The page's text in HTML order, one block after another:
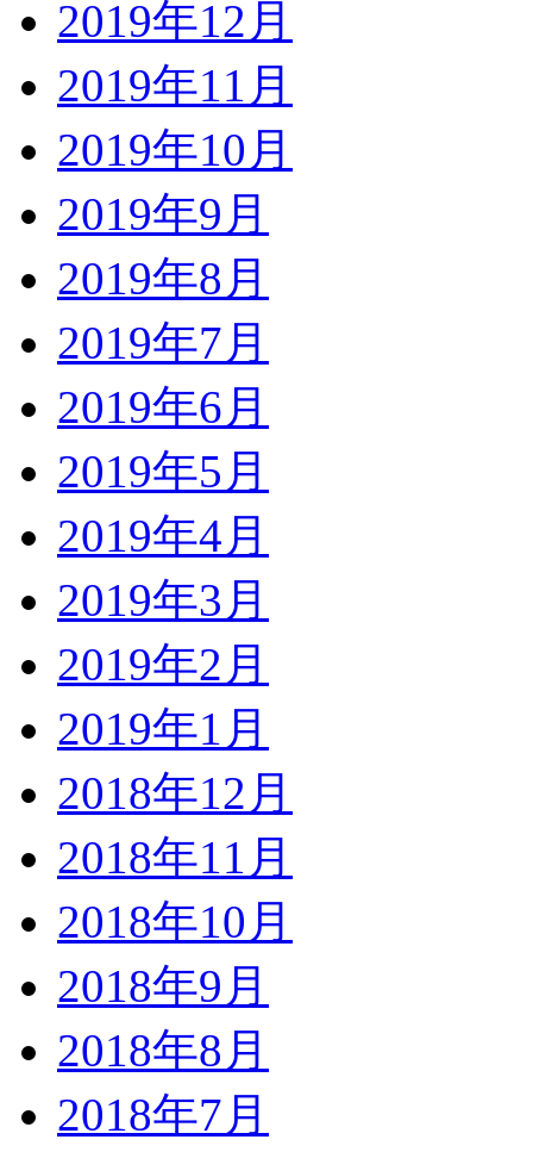
2019年12月
2019年11月
2019年10月
2019年9月
2019年8月
2019年7月
2019年6月
2019年5月
2019年4月
2019年3月
2019年2月
2019年1月
2018年12月
2018年11月
2018年10月
2018年9月
2018年8月
2018年7月